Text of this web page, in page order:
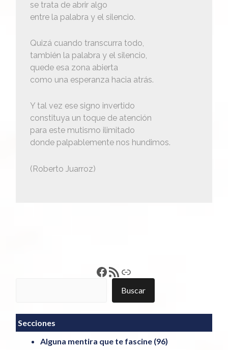
se trata de abrir algo
entre la palabra y el silencio.
Quizá cuando transcurra todo,
también la palabra y el silencio,
quede esa zona abierta
como una esperanza hacia atrás.
Y tal vez ese signo invertido
constituya un toque de atención
para este mutismo ilimitado
donde palpablemente nos hundimos.
(Roberto Juarroz)
Francisco Pérez
Feed RSSEnlace
Buscar
Secciones
Alguna mentira que te fascine (96)